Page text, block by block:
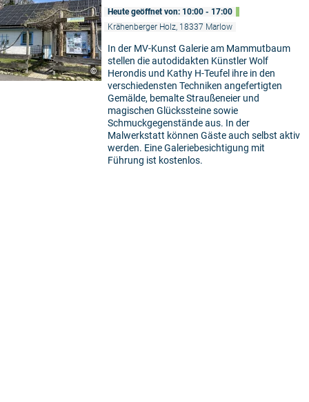
©
Heute geöffnet von: 10:00 - 17:00
Krähenberger Holz, 18337 Marlow
In der MV-Kunst Galerie am Mammutbaum
stellen die autodidakten Künstler Wolf
Herondis und Kathy H-Teufel ihre in den
verschiedensten Techniken angefertigten
Gemälde, bemalte Straußeneier und
magischen Glückssteine sowie
Schmuckgegenstände aus. In der
Malwerkstatt können Gäste auch selbst aktiv
werden. Eine Galeriebesichtigung mit
Führung ist kostenlos.